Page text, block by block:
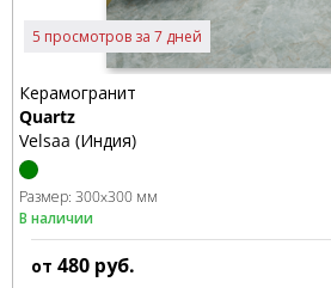
5 просмотров за 7 дней
Керамогранит
Quartz
Velsaa (Индия)
Размер: 300x300 мм
В наличии
от 480 руб.